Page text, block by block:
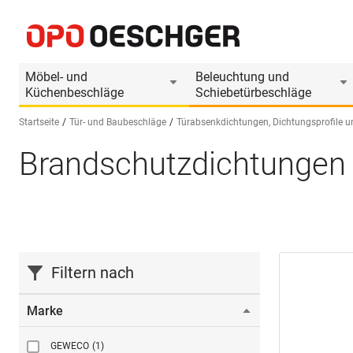
Möbel- und
Küchenbeschläge
Beleuchtung und
Schiebetürbeschläge
Sprache wählen (DE)
Startseite Tür- und Baubeschläge Türabsenkdichtungen, Dichtungsprofile
Filtern nach
Marke
GEWECO (1)